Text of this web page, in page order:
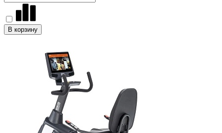
В корзину